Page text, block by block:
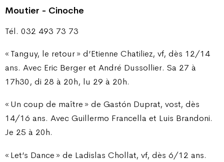
Moutier - Cinoche
Tél. 032 493 73 73
« Tanguy, le retour » d’Etienne Chatiliez, vf, dès 12/14
ans. Avec Eric Berger et André Dussollier. Sa 27 à
17h30, di 28 à 20h, lu 29 à 20h.
« Un coup de maître » de Gastón Duprat, vost, dès
14/16 ans. Avec Guillermo Francella et Luis Brandoni.
Je 25 à 20h.
« Let’s Dance » de Ladislas Chollat, vf, dès 6/12 ans.